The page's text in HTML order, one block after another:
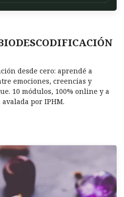
desde cero: aprendé a
emociones, creencias y
10 módulos, 100% online y a
por IPHM.